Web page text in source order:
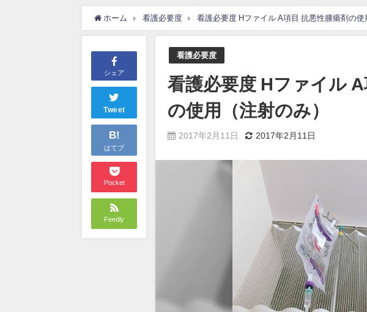
ホーム 看護必要度 看護必要度 Hファイル A項目 抗悪性腫瘍剤の使
シェア
Tweet
B!
はてブ
Pocket
Feedly
看護必要度
看護必要度 Hファイル
の使用（注射のみ）
2017年2月11日 2017年2月11日